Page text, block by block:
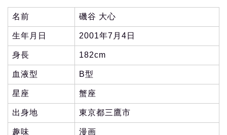
名前 磯谷 大心
生年月日 2001年7月4日
身長 182cm
血液型 B型
星座 蟹座
出身地 東京都三鷹市
趣味 漫画